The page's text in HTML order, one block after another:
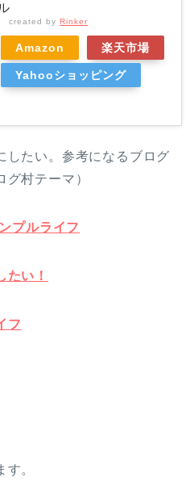
created by Rinker
Amazon 楽天市場
Yahooショッピング
たい。参考になるブログ
村テーマ）
プルライフ
たい！
フ
。